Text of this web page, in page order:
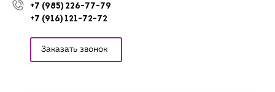
+7 (985) 226-77-79
+7 (916) 121-72-72
Заказать звонок